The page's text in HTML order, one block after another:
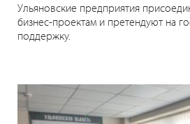
Ульяновские предприятия
бизнес-проектам и претендуют на
поддержку.